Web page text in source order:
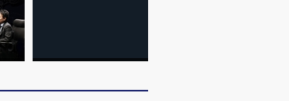
度Z世代 用街头抗争将教
机”？难民潮撕裂西班牙